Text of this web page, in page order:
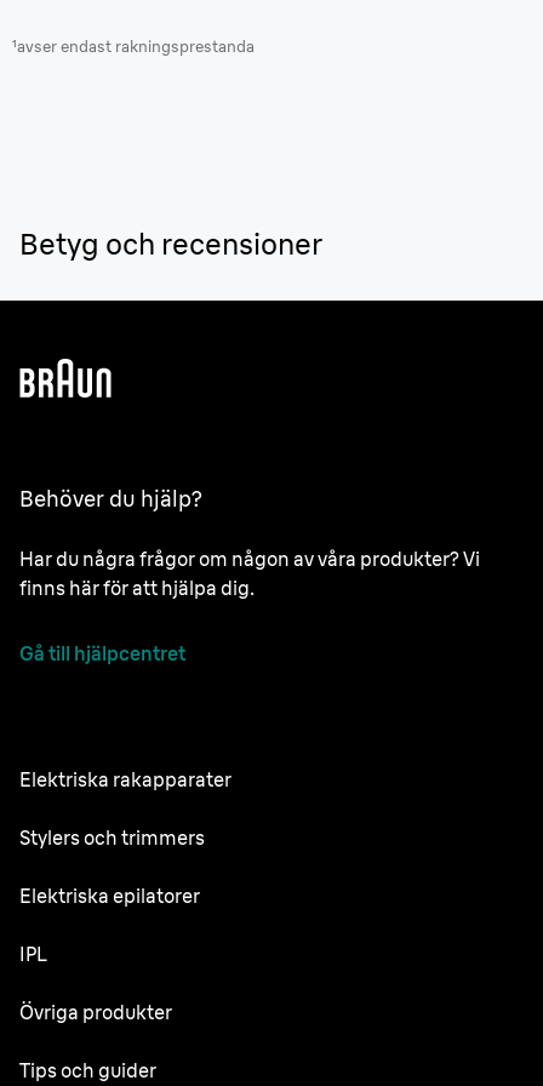
¹avser endast rakningsprestanda
Betyg och recensioner
Behöver du hjälp?
Har du några frågor om någon av våra produkter? Vi
finns här för att hjälpa dig.
Gå till hjälpcentret
Elektriska rakapparater
NEVO
Series 5
Series 3
Stylers och trimmers
Skäggtrimmer
Series X
Elektriska epilatorer
Silk·épil SkinSpa
Silk·épil 7
IPL
Skin i·expert
Övriga produkter
Face Spa
Tips och guider